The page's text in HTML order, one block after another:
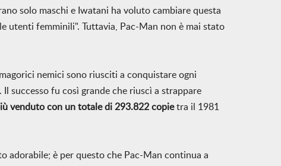
solo maschi e Iwatani ha voluto cambiare questa
utenti femminili". Tuttavia, Pac-Man non è mai stato
nemici sono riusciti a conquistare ogni
successo fu così grande che riuscì a strappare
venduto con un totale di 293.822 copietra il 1981
adorabile; è per questo che Pac-Man continua a